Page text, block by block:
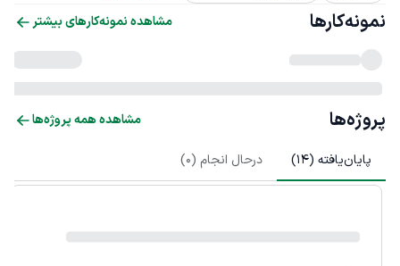
نمونه‌کارها مشاهده نمونه‌کارهای بیشتر
پروژه‌ها مشاهده همه پروژه‌ها
پایان‌یافته (14
) درحال انجام (0
)